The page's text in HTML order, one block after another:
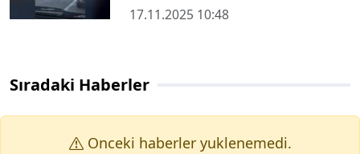
17.11.2025 10:48
Sıradaki Haberler
Onceki haberler yuklenemedi.